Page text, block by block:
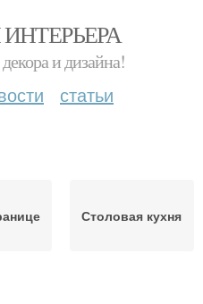
и дизайна!
статьи
Столовая кухня